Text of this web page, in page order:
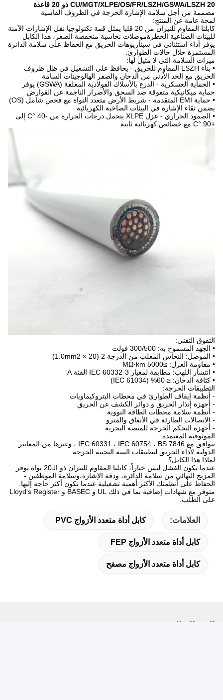
20 CU/MGT/XLPE/OS/FR/LSZH/GSWA/LSZH ذو 20 قاعدة
مصممة من أجل سلامة الإشارة الحرجة في الظروف القاسية
لمحة عامة عن المنتج:
كابلنا المقاوم للنيران من 20 قلبا يمثل قمة تكنولوجيا نقل الإشارات الآمنة
للبيئات الصناعية الخطرةموصلات نحاسية منخفضة الصغر، هذا الكابل
يوفر أداء استثنائي في سيناريوهات الحريق مع الحفاظ على سلامة الدائرة
المستمرة خلال حالات الطوارئ.
ميزات السلامة التي لا مثيل لها:
• بناء LSZH المقاوم للحريق - يحافظ على التشغيل في ظل ظروف
الحريق مع الحد الأدنى من الدخان والصفر الهالوجينات السامة
• الحماية العسكرية - الدرع بالأسلاك الفولاذية المغلفة (GSWA) يوفر
حماية ميكانيكية متفوقة ضد السحق والأضرار الناجمة عن القوارض
• حماية EMI المتقدمة - شريط الأرض متعدد النواة مع فحص شامل (OS)
يضمن نقاء الإشارة في البيئات الصاخبة الكهربائية
• الصمود الحراري - عزل XLPE يتحمل درجات الحرارة من -40 °C إلى
+90 °C مع خصائص كهربائية ثابتة
التفوق التقني:
• الجهد المسموح به: 300/500 فولت
• الموصل: النحاس المعلب من الدرجة 2 (20 × 1.0mm2)
• مقاومة العزل: ≥5000 MΩ·km
• انتشار اللهب: مطابقة لمعيار IEC 60332-3 الفئة A
• كثافة الدخان: ≤ 60% (IEC 61034)
التطبيقات الحرجة:
- أنظمة إيقاف الطوارئ في محطات البتروكيماويات
- أجهزة إنذار الحريق و دوائر الكشف عن الحريق
- أنظمة سلامة محطات الطاقة النووية
- الاتصالات الطارئة في الأنفاق والمترو
- أجهزة التحكم الحرجة للمنصة البحرية
الموثوقية المعتمدة:
تتوافق مع IEC 60331 ، IEC 60754 ، BS 7846 ، وغيرها من المعايير
الدولية لأداء الحريق لتطبيقات البنية التحتية الحرجة.
لماذا هذا الكابل؟
عندما يكون الفشل ليس خياراً، كابلنا المقاوم للنيران ذو الـ20 نواة يوفر
المزيج النهائي من سلامة الدائرة، ودقة الإشارة،وسلامة الموظفين -
الحفاظ على أنظمتك الأكثر أهمية تشغيلية عندما تكون أكثر حاجة إليها.
متوفر مع شهادات إضافية بما في ذلك UL و BASEC و Lloyd's Register
على الطلب.
العلامات: كابل أداة متعدد الأزواج PVC
كابل أداة متعدد الأزواج FEP
كابل أداة متعدد الأزواج مصفح